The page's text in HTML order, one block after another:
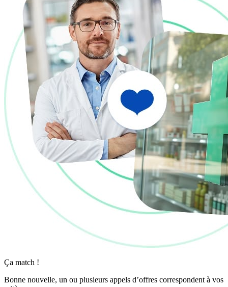
Ça match !
Bonne nouvelle, un ou plusieurs appels d’offres correspondent à vos